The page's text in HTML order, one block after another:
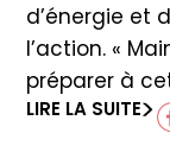
d’énergie et
l’action. «
préparer à
LIRE LA SUITE